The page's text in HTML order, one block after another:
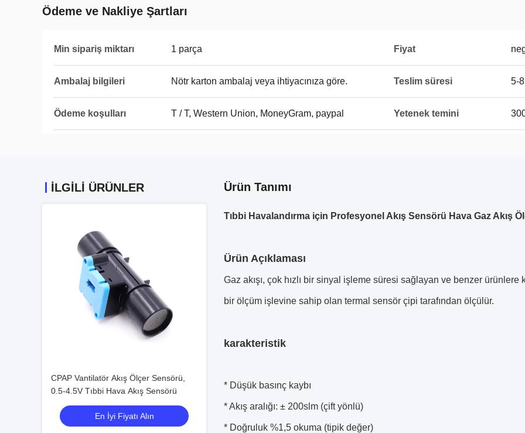
Ödeme ve Nakliye Şartları
Min sipariş miktarı 1 parça Fiyat
Ambalaj bilgileri Nötr karton ambalaj veya ihtiyacınıza göre. Teslim süresi 5-
Ödeme koşulları T / T, Western Union, MoneyGram, paypal Yetenek temini
İLGILI ÜRÜNLER
CPAP Vantilatör Akış Ölçer Sensörü,
0.5-4.5V Tıbbi Hava Akış Sensörü
En İyi Fiyatı Alın
Ürün Tanımı
Tıbbi Havalandırma için Profesyonel Akış Sensörü Hava Gaz Akış
Ürün Açıklaması
Gaz akışı, çok hızlı bir sinyal işleme süresi sağlayan ve benzer
bir ölçüm işlevine sahip olan termal sensör çipi tarafından ölçülür.
karakteristik
* Düşük basınç kaybı
* Akış aralığı: ± 200slm (çift yönlü)
* Doğruluk %1,5 okuma (tipik değer)